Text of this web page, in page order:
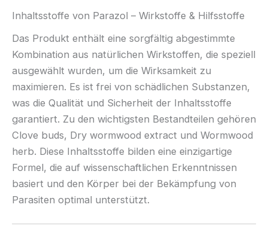
Inhaltsstoffe von Parazol – Wirkstoffe & Hilfsstoffe
Das Produkt enthält eine sorgfältig abgestimmte
Kombination aus natürlichen Wirkstoffen, die speziell
ausgewählt wurden, um die Wirksamkeit zu
maximieren. Es ist frei von schädlichen Substanzen,
was die Qualität und Sicherheit der Inhaltsstoffe
garantiert. Zu den wichtigsten Bestandteilen gehören
Clove buds, Dry wormwood extract und Wormwood
herb. Diese Inhaltsstoffe bilden eine einzigartige
Formel, die auf wissenschaftlichen Erkenntnissen
basiert und den Körper bei der Bekämpfung von
Parasiten optimal unterstützt.